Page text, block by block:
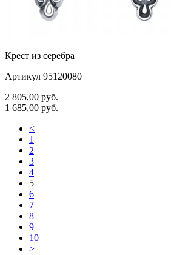
Крест из серебра
Артикул 95120080
2 805,00 руб.
1 685,00 руб.
<
1
2
3
4
5
6
7
8
9
10
>